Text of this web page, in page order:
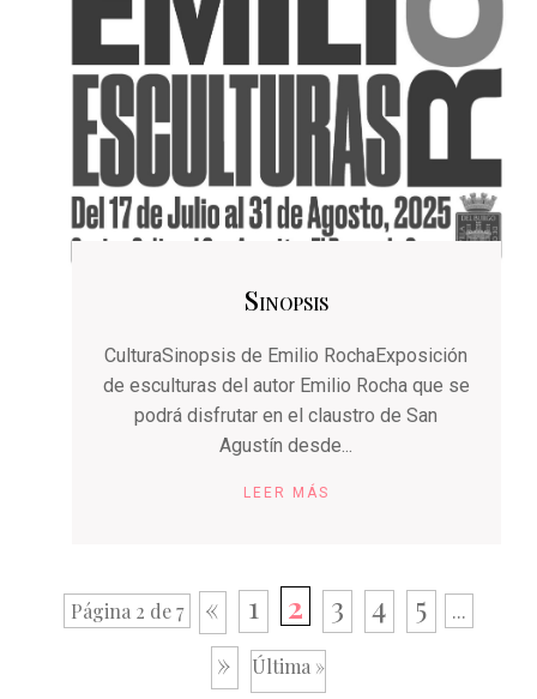
Sinopsis
CulturaSinopsis de Emilio RochaExposición
de esculturas del autor Emilio Rocha que se
podrá disfrutar en el claustro de San
Agustín desde...
LEER MÁS
Página 2 de 7 « 1 2 3 4 5 ...
» Última »